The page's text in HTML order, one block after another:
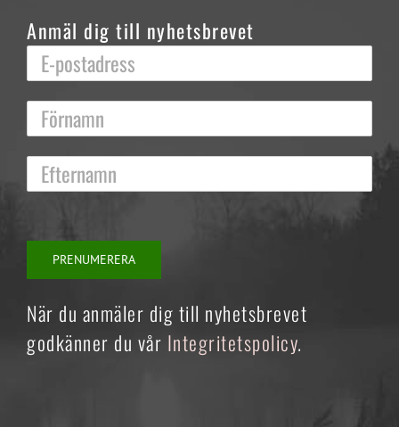
Anmäl dig till nyhetsbrevet
När du anmäler dig till nyhetsbrevet
godkänner du vår Integritetspolicy.